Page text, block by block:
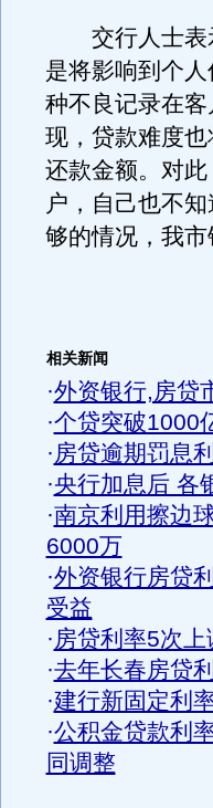
交行人士表
是将影响到个
种不良记录在
现，贷款难度
还款金额。对
户，自己也不
够的情况，我
相关新闻
·外资银行,房贷
·个贷突破1000
·房贷逾期罚息
·央行加息后 各
·南京利用擦边
6000万
·外资银行房贷
受益
·房贷利率5次
·去年长春房贷
·建行新固定利
·公积金贷款利
同调整